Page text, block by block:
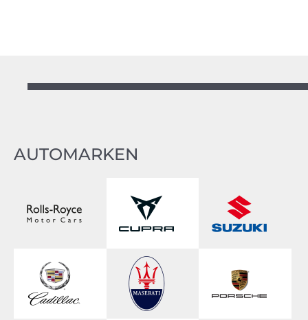
AUTOMARKEN